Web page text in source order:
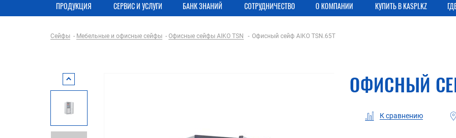
ПРОДУКЦИЯ СЕРВИС И УСЛУГИ БАНК ЗНАНИЙ СОТРУДНИЧЕСТВО О КОМПАНИИ КУПИТЬ В KASPI.KZ
Сейфы Мебельные и офисные сейфы Офисные сейфы AIKO TSN Офисный сейф AIKO TSN.65T
ОФИСНЫЙ
К сравнению